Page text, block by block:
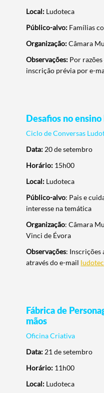
Local: Ludoteca
Público-alvo: Famílias
Organização:Câmara
Observações: Por
inscrição prévia por e-
Desafios no ensino
Ciclo de Conversas
Data: 20 de setembro
Horário: 15h00
Local: Ludoteca
Público-alvo: Pais e
interesse na temática
Organização: Câmara
Vinci de Évora
Observações: Inscrições
através do e-mail
Fábrica de
mãos
Oficina Criativa
Data: 21 de setembro
Horário: 11h00
Local: Ludoteca